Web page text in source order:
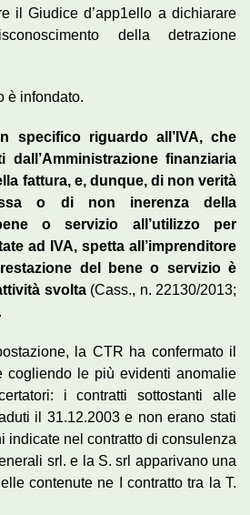
il Giudice d’app1ello a dichiarare
della detrazione
è infondato.
specifico riguardo all’IVA, che
dall’Amministrazione finanziaria
fattura, e, dunque, di non verità
o di non inerenza della
o servizio all’utilizzo per
ad IVA, spetta all’imprenditore
del bene o servizio è
svolta(Cass., n. 22130/2013;
la CTR ha confermato il
cogliendo le più evidenti anomalie
i contratti sottostanti alle
il 31.12.2003 e non erano stati
indicate nel contratto di consulenza
srl. e la S. srl apparivano una
contenute ne I contratto tra la T.